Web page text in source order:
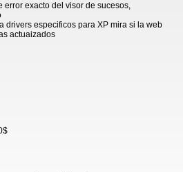
error exacto del visor de sucesos,
drivers especificos para XP mira si la web
actuaizados